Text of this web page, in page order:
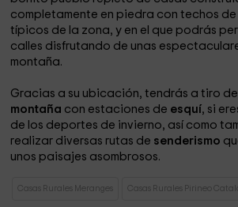
completamente en piedra con techos de
típicos de la zona, y en el que podrás
calles disfrutando de unas
montaña.
Gracias a su ubicación, tendrás a tiro
montaña con estaciones de esquí, si
de los deportes de invierno, así como
realizar diversas rutas de senderismo
unos paisajes asombrosos.
Casas Rurales Meranges Casas Rurales Pirineo